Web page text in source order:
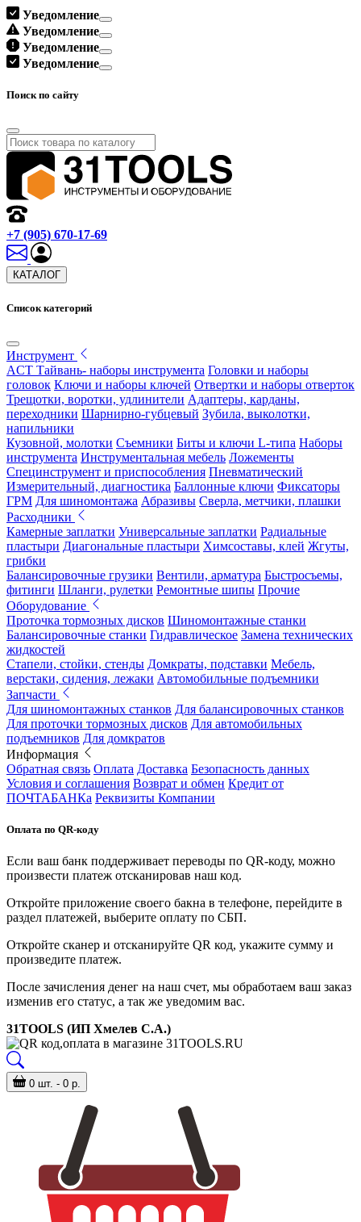
Уведомление
Уведомление
Уведомление
Уведомление
Поиск по сайту
+7 (905) 670-17-69
КАТАЛОГ
Список категорий
Инструмент
ACT Тайвань- наборы инструмента Головки и наборы
головок Ключи и наборы ключей Отвертки и наборы отверток
Трещотки, воротки, удлинители Адаптеры, карданы,
переходники Шарнирно-губцевый Зубила, выколотки,
напильники
Кузовной, молотки Съемники Биты и ключи L-типа Наборы
инструмента Инструментальная мебель Ложементы
Специнструмент и приспособления Пневматический
Измерительный, диагностика Баллонные ключи Фиксаторы
ГРМ Для шиномонтажа Абразивы Сверла, метчики, плашки
Расходники
Камерные заплатки Универсальные заплатки Радиальные
пластыри Диагональные пластыри Химсоставы, клей Жгуты,
грибки
Балансировочные грузики Вентили, арматура Быстросъемы,
фитинги Шланги, рулетки Ремонтные шипы Прочие
Оборудование
Проточка тормозных дисков Шиномонтажные станки
Балансировочные станки Гидравлическое Замена технических
жидкостей
Стапели, стойки, стенды Домкраты, подставки Мебель,
верстаки, сидения, лежаки Автомобильные подъемники
Запчасти
Для шиномонтажных станков Для балансировочных станков
Для проточки тормозных дисков Для автомобильных
подъемников Для домкратов
Информация
Обратная связь Оплата Доставка Безопасность данных
Условия и соглашения Возврат и обмен Кредит от
ПОЧТАБАНКа Реквизиты Компании
Оплата по QR-коду
Если ваш банк поддерживает переводы по QR-коду, можно
произвести платеж отсканировав наш код.
Откройте приложение своего бакна в телефоне, перейдите в
раздел платежей, выберите оплату по СБП.
Откройте сканер и отсканируйте QR код, укажите сумму и
произведите платеж.
После зачисления денег на наш счет, мы обработаем ваш заказ
изменив его статус, а так же уведомим вас.
31TOOLS (ИП Хмелев С.А.)
0 шт. - 0 р.